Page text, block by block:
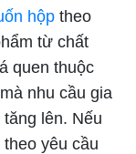
hộp theo
từ chất
quen thuộc
nhu cầu gia
lên. Nếu
yêu cầu